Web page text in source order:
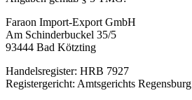
Faraon Import-Export GmbH
Am Schinderbuckel 35/5
93444 Bad Kötzting
Handelsregister: HRB 7927
Registergericht: Amtsgerichts Regensburg